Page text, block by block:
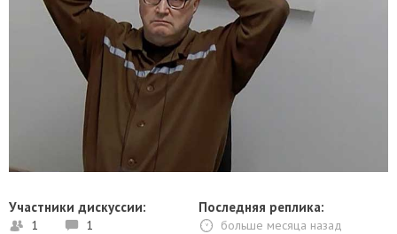
Участники дискуссии:
1 1
Последняя реплика:
больше месяца назад